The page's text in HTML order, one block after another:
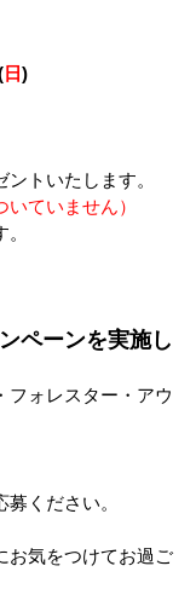
日)
トいたします。
ていません）
ペーンを実施し
フォレスター・アウ
ください。
お気をつけてお過ご